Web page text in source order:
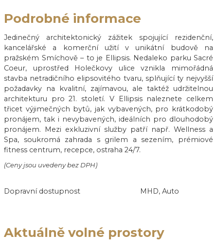
Podrobné informace
Jedinečný architektonický zážitek spojující rezidenční,
kancelářské a komerční užití v unikátní budově na
pražském Smíchově – to je Ellipsis. Nedaleko parku Sacré
Coeur, uprostřed Holečkovy ulice vznikla mimořádná
stavba netradičního elipsovitého tvaru, splňující ty nejvyšší
požadavky na kvalitní, zajímavou, ale taktéž udržitelnou
architekturu pro 21. století. V Ellipsis naleznete celkem
třicet výjimečných bytů, jak vybavených, pro krátkodobý
pronájem, tak i nevybavených, ideálních pro dlouhodobý
pronájem. Mezi exkluzivní služby patří např. Wellness a
Spa, soukromá zahrada s grilem a sezením, prémiové
fitness centrum, recepce, ostraha 24/7.
(Ceny jsou uvedeny bez DPH)
Dopravní dostupnost MHD, Auto
Aktuálně volné prostory